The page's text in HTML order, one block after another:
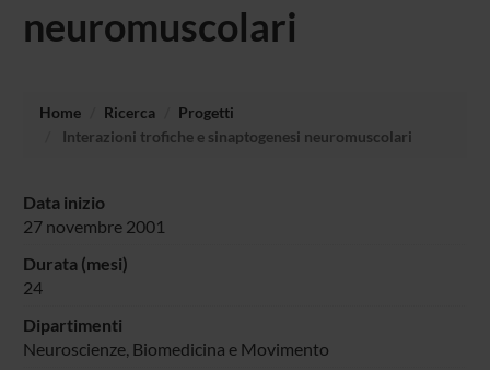
neuromuscolari
Home Ricerca
Progetti
Interazioni trofiche e sinaptogenesi neuromuscolari
Data inizio
27 novembre 2001
Durata (mesi)
24
Dipartimenti
Neuroscienze, Biomedicina e Movimento